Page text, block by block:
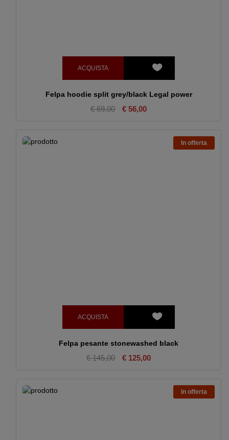
ACQUISTA
Felpa hoodie split grey/black Legal power
€ 69,00 € 56,00
In offerta
ACQUISTA
Felpa pesante stonewashed black
€ 145,00 € 125,00
In offerta